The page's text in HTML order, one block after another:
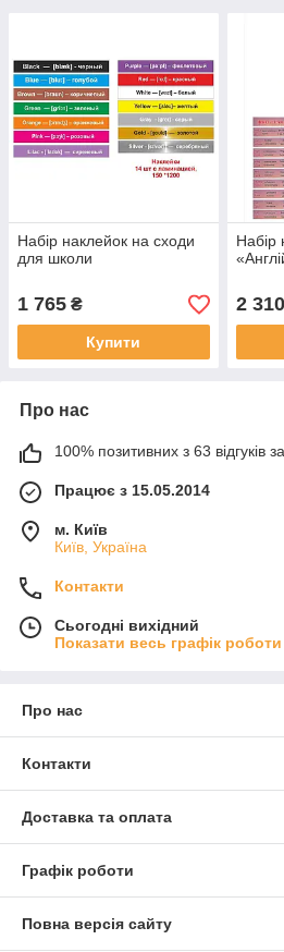
Набір наклейок на сходи
для школи
1 765 ₴
Купити
Набір
2 310
Про нас
100% позитивних з 63 відгуків
Працює з 15.05.2014
м. Київ
Київ, Україна
Контакти
Сьогодні вихідний
Показати весь графік роботи
Про нас
Контакти
Доставка та оплата
Графік роботи
Повна версія сайту